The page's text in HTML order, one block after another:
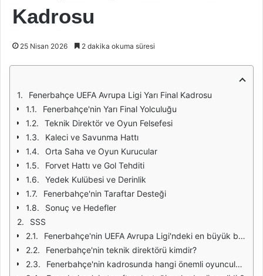
Kadrosu
25 Nisan 2026 2 dakika okuma süresi
Fenerbahçe UEFA Avrupa Ligi Yarı Final Kadrosu
Fenerbahçe'nin Yarı Final Yolculuğu
Teknik Direktör ve Oyun Felsefesi
Kaleci ve Savunma Hattı
Orta Saha ve Oyun Kurucular
Forvet Hattı ve Gol Tehditi
Yedek Kulübesi ve Derinlik
Fenerbahçe'nin Taraftar Desteği
Sonuç ve Hedefler
SSS
Fenerbahçe'nin UEFA Avrupa Ligi'ndeki en büyük başarısı nedir?
Fenerbahçe'nin teknik direktörü kimdir?
Fenerbahçe'nin kadrosunda hangi önemli oyuncular bulunmaktadır?